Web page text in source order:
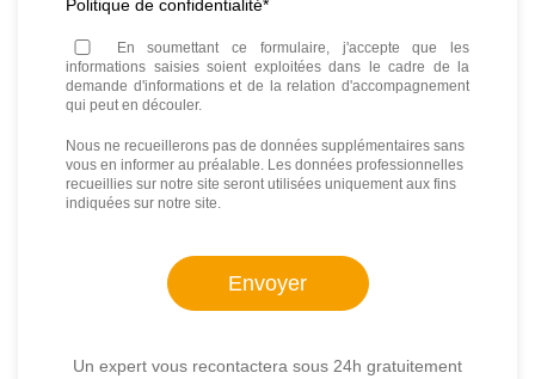
Politique de confidentialité*
En soumettant ce formulaire, j'accepte que les
informations saisies soient exploitées dans le cadre de la
demande d'informations et de la relation d'accompagnement
qui peut en découler.
Nous ne recueillerons pas de données supplémentaires sans
vous en informer au préalable. Les données professionnelles
recueillies sur notre site seront utilisées uniquement aux fins
indiquées sur notre site.
Un expert vous recontactera sous 24h gratuitement